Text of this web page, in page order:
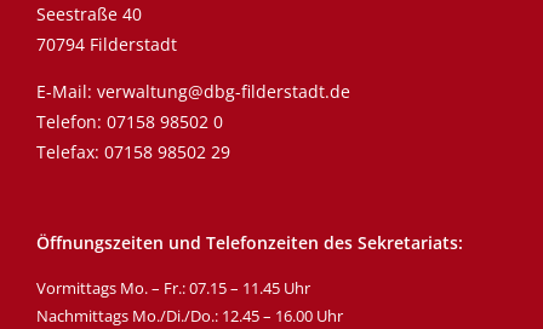
Seestraße 40
70794 Filderstadt
E-Mail: verwaltung@dbg-filderstadt.de
Telefon: 07158 98502 0
Telefax: 07158 98502 29
Öffnungszeiten und Telefonzeiten des Sekretariats:
Vormittags Mo. – Fr.: 07.15 – 11.45 Uhr
Nachmittags Mo./Di./Do.: 12.45 – 16.00 Uhr